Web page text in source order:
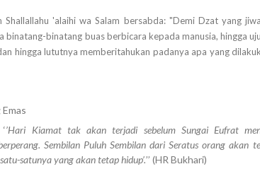
'alaihi wa Salam bersabda: "Demi Dzat yang
binatang buas berbicara kepada manusia, hingga
hingga lututnya memberitahukan padanya apa yang
’Hari Kiamat tak akan terjadi sebelum Sungai Eufrat
Sembilan Puluh Sembilan dari Seratus orang akan
satunya yang akan tetap hidup’.’’ (HR Bukhari)